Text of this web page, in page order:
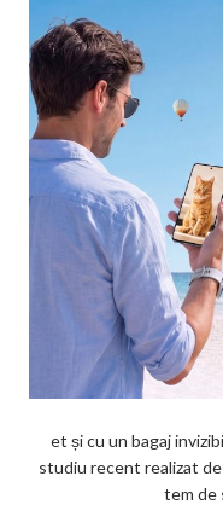
et și cu un bagaj
studiu recent realizat
tem de